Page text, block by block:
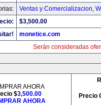
Ventas y Comercializacion,
$3,500.00
monetice.com
Serán consideradas
AHORA
$3,500.00
AHORA
Precio